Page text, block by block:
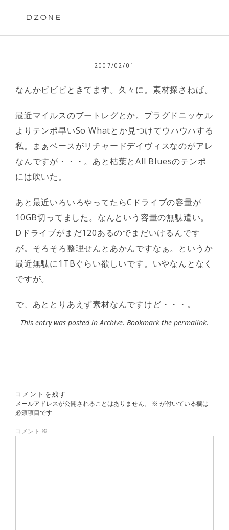
DZONE
2007/02/01
なんかビビビときてます。久々に。素材探さねば。
最近マイルスのブートレグとか。プラグドニッケル
よりテンポ早いSo Whatとか見つけてウハウハする
私。まぁベースがリチャードデイヴィスなのがアレ
なんですが・・・。あと枯葉とAll Bluesのテンポ
には吹いた。
あと最近いろいろやってたらCドライブの容量が
10GB切ってました。なんという容量の無駄遣い。
Dドライブがまだ120あるのでまだいけるんです
が。そろそろ整理せんとあかんですなぁ。というか
最近無駄に1TBぐらい欲しいです。いやなんとなく
ですが。
で、あととりあえず素材なんですけど・・・。
This entry was posted inArchive. Bookmark the permalink.
コメントを残す
メールアドレスが公開されることはありません。
※ が付いている欄は
必須項目です
コメント ※